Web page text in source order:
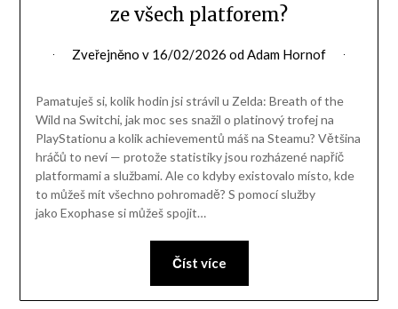
ze všech platforem?
Zveřejněno v 16/02/2026 odAdam Hornof
Pamatuješ si, kolik hodin jsi strávil u Zelda: Breath of the
Wild na Switchi, jak moc ses snažil o platinový trofej na
PlayStationu a kolik achievementů máš na Steamu? Většina
hráčů to neví — protože statistiky jsou rozházené napříč
platformami a službami. Ale co kdyby existovalo místo, kde
to můžeš mít všechno pohromadě? S pomocí služby
jako Exophase si můžeš spojit…
Číst více